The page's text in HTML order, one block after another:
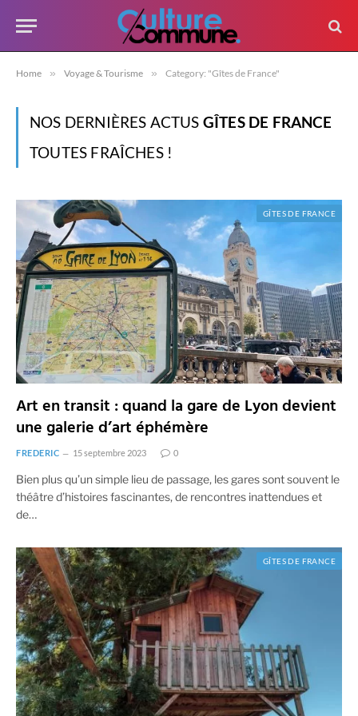
Home » Voyage & Tourisme » Category: "Gîtes de France"
NOS DERNIÈRES ACTUS GÎTES DE FRANCE
TOUTES FRAÎCHES !
GÎTES DE FRANCE
Art en transit : quand la gare de Lyon devient
une galerie d’art éphémère
FREDERIC 15 septembre 2023 0
Bien plus qu’un simple lieu de passage, les gares sont souvent le
théâtre d’histoires fascinantes, de rencontres inattendues et
de…
GÎTES DE FRANCE